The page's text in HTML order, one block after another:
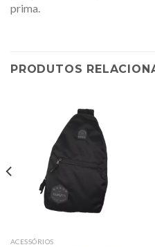
prima.
PRODUTOS
ACESSÓRIOS